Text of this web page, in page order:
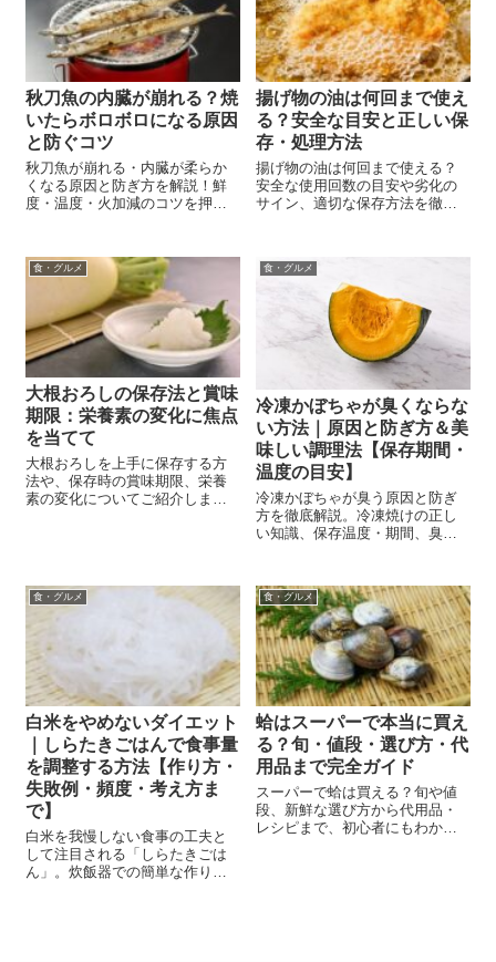
秋刀魚の内臓が崩れる？焼
いたらボロボロになる原因
と防ぐコツ
秋刀魚が崩れる・内臓が柔らか
くなる原因と防ぎ方を解説！鮮
度・温度・火加減のコツを押さ
まで安心して楽しめる秋刀魚ガ
イド。
揚げ物の油は何回まで使え
る？安全な目安と正しい保
存・処理方法
揚げ物の油は何回まで使える？
安全な使用回数の目安や劣化の
サイン、適切な保存方法を徹底
食・グルメ
大根おろしの保存法と賞味
期限：栄養素の変化に焦点
を当てて
大根おろしを上手に保存する方
法や、保存時の賞味期限、栄養
素の変化についてご紹介しま
保存の際は、大根おろしが空気
に触れるのを極...
食・グルメ
冷凍かぼちゃが臭くならな
い方法｜原因と防ぎ方＆美
味しい調理法【保存期間・
温度の目安】
冷凍かぼちゃが臭う原因と防ぎ
方を徹底解説。冷凍焼けの正し
い知識、保存温度・期間、臭み
ます。
食・グルメ
白米をやめないダイエット
｜しらたきごはんで食事量
を調整する方法【作り方・
失敗例・頻度・考え方ま
で】
白米を我慢しない食事の工夫と
して注目される「しらたきごは
ん」。炊飯器での簡単な作り
食・グルメ
蛤はスーパーで本当に買え
る？旬・値段・選び方・代
用品まで完全ガイド
スーパーで蛤は買える？旬や値
段、新鮮な選び方から代用品・
レシピまで、初心者にもわかり